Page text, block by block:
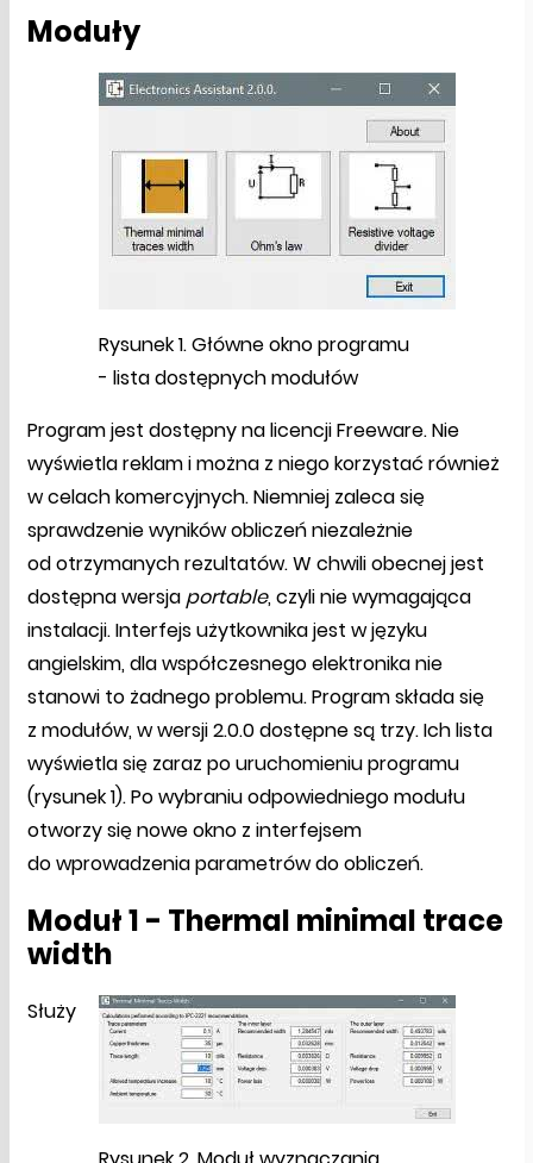
Moduły
Rysunek 1. Główne okno programu
- lista dostępnych modułów
Program jest dostępny na licencji Freeware. Nie
wyświetla reklam i można z niego korzystać również
w celach komercyjnych. Niemniej zaleca się
sprawdzenie wyników obliczeń niezależnie
od otrzymanych rezultatów. W chwili obecnej jest
dostępna wersja portable, czyli nie wymagająca
instalacji. Interfejs użytkownika jest w języku
angielskim, dla współczesnego elektronika nie
stanowi to żadnego problemu. Program składa się
z modułów, w wersji 2.0.0 dostępne są trzy. Ich lista
wyświetla się zaraz po uruchomieniu programu
(rysunek 1). Po wybraniu odpowiedniego modułu
otworzy się nowe okno z interfejsem
do wprowadzenia parametrów do obliczeń.
Moduł 1 - Thermal minimal trace
width
Służy